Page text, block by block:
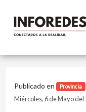
Publicado en Provincia
Miércoles, 6 de Mayo del